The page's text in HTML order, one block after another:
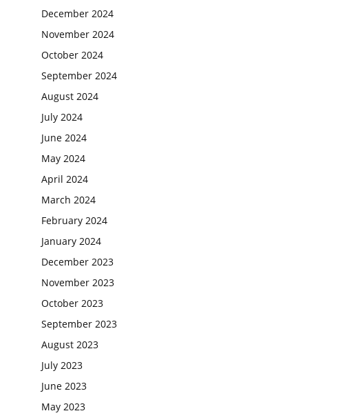
December 2024
November 2024
October 2024
September 2024
August 2024
July 2024
June 2024
May 2024
April 2024
March 2024
February 2024
January 2024
December 2023
November 2023
October 2023
September 2023
August 2023
July 2023
June 2023
May 2023